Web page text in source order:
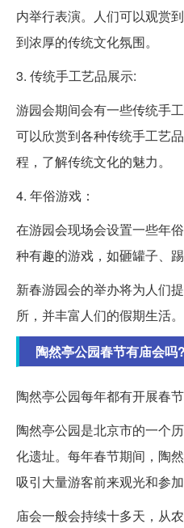
内举行表演。人们可以观赏
到浓厚的传统文化氛围。
3. 传统手工艺品展示:
游园会期间会有一些传统手
可以欣赏到各种传统手工艺
程，了解传统文化的魅力。
4. 年俗游戏：
在游园会现场会设置一些年
种有趣的游戏，如砸罐子、
新春游园会的举办将为人们
所，并丰富人们的假期生活。
陶然亭公园春节有庙会吗?
陶然亭公园每年都有开展春
陶然亭公园是北京市的一个
化遗址。每年春节期间，陶
吸引大量游客前来观光和参加
庙会一般会持续十多天，从